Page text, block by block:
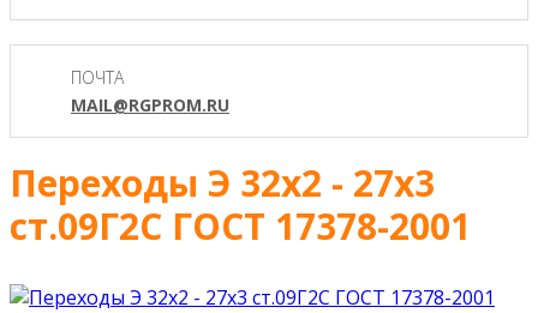
ПОЧТА
MAIL@RGPROM.RU
Переходы Э 32х2 - 27х3
ст.09Г2С ГОСТ 17378-2001